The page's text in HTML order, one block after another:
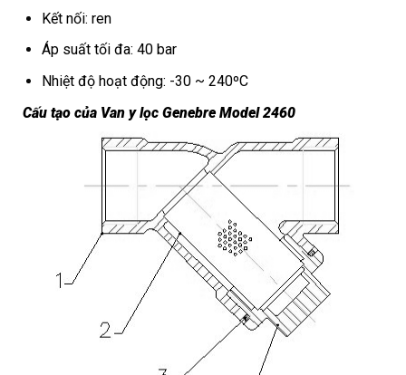
Kết nối: ren
Áp suất tối đa: 40 bar
Nhiệt độ hoạt động: -30 ~ 240ºC
Cấu tạo của Van y lọc Genebre Model 2460